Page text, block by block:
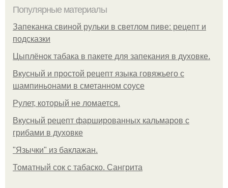
Популярные материалы
Запеканка свиной рульки в светлом пиве: рецепт и
подсказки
Цыплёнок табака в пакете для запекания в духовке.
Вкусный и простой рецепт языка говяжьего с
шампиньонами в сметанном соусе
Рулет, который не ломается.
Вкусный рецепт фаршированных кальмаров с
грибами в духовке
"Язычки" из баклажан.
Томатный сок с табаско. Сангрита